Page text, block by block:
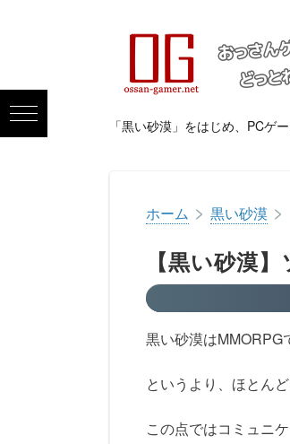
「黒い砂漠」をはじめ、PCゲ
ホーム > 黒い砂漠 >
【黒い砂漠
黒い砂漠はMMORPG
というより、ほとん
この点ではコミュニ